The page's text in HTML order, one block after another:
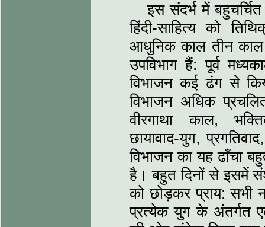
इस संदर्भ में
हिंदी-साहित्‍य को
आधुनिक काल तीन काल
उपविभाग हैं: पूर्व
विभाजन कई ढंग से
विभाजन अधिक
वीरगाथा काल,
छायावाद-युग,
विभाजन का यह ढाँचा
है। बहुत दिनों से इसमें
को छोड़कर प्राय: सभी
प्रत्‍येक युग के अंतर्गत